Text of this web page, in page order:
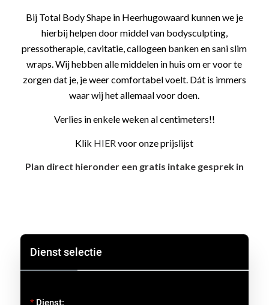
Bij Total Body Shape in Heerhugowaard kunnen we je
hierbij helpen door middel van bodysculpting,
pressotherapie, cavitatie, callogeen banken en sani slim
wraps. Wij hebben alle middelen in huis om er voor te
zorgen dat je, je weer comfortabel voelt. Dát is immers
waar wij het allemaal voor doen.
Verlies in enkele weken al centimeters!!
Klik HIER voor onze prijslijst
Plan direct hieronder een gratis intake gesprek in
Dienst selectie
Dienst: